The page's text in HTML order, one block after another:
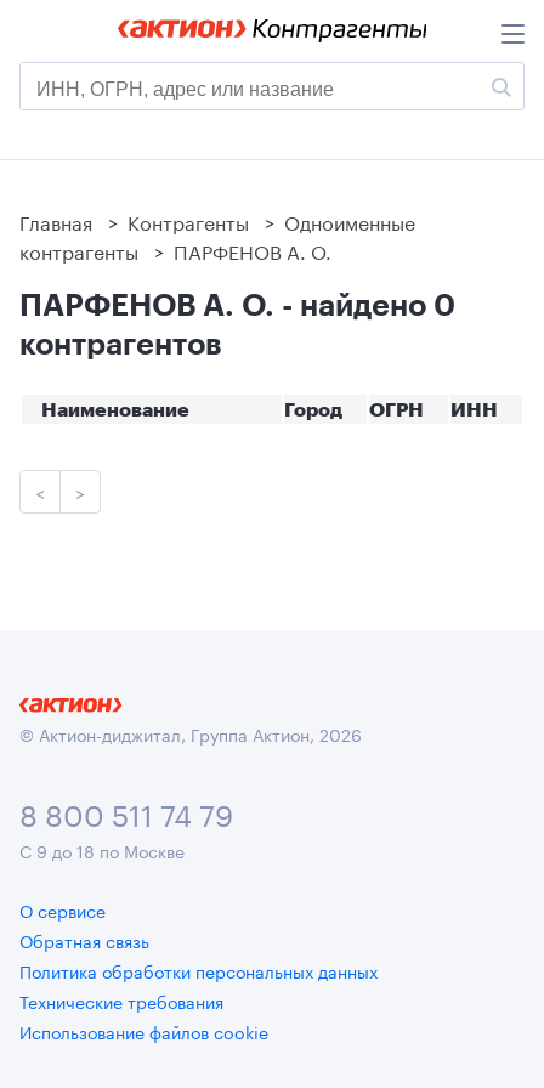
Главная > Контрагенты > Одноименные
контрагенты > ПАРФЕНОВ А. О.
ПАРФЕНОВ А. О. - найдено 0
контрагентов
Наименование Город ОГРН ИНН
< >
© Актион-диджитал, Группа Актион, 2026
8 800 511 74 79
С 9 до 18 по Москве
О сервисе
Обратная связь
Политика обработки персональных данных
Технические требования
Использование файлов cookie